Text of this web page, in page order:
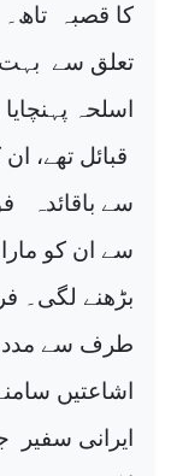
کا قصبہ
تعلق سے
اسلحہ
قبائل تھے،
سے باقائدہ
سے ان کو
بڑھنے لگی۔
طرف سے مدد
اشاعتیں
ایرانی سفیر